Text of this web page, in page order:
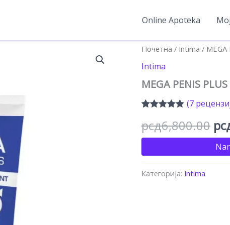
Online Apoteka
Почетна / Intima / MEGA
Intima
MEGA PENIS
4.83 од 5 на
основу
оцена
(7
рсд6,800.00
је
Категорија: Intima